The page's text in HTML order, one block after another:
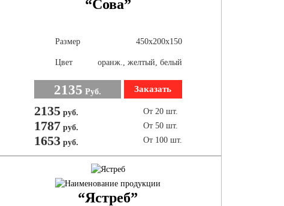
“Сова”
Размер 450х200х150
Цвет оранж., желтый, белый
2135 Руб. Заказать
2135руб.
1787 руб.
1653руб.
От 20 шт.
От 50 шт.
От 100 шт.
“Ястреб”